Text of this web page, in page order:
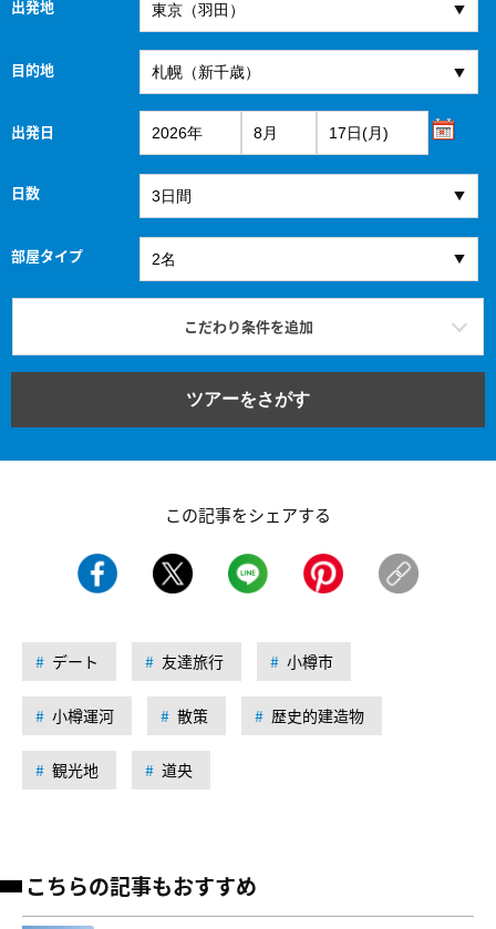
出発地
目的地
出発日
日数
部屋タイプ
こだわり条件を追加
ツアーをさがす
この記事をシェアする
デート 友達旅行 小樽市
小樽運河 散策 歴史的建造物
観光地 道央
こちらの記事もおすすめ